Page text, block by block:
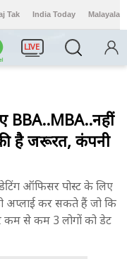
Tak India Today Malayalam
LIVE
BBA..MBA..नहीं
है जरूरत, कंपनी
ऑफिसर पोस्ट के लिए
अप्लाई कर सकते हैं जो कि
कम से कम 3 लोगों को डेट